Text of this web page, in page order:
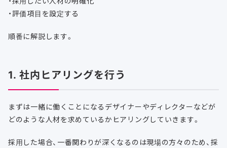
・評価項目を設定する
順番に解説します。
1. 社内ヒアリングを行う
まずは一緒に働くことになるデザイナーやディレクターなどが
どのような人材を求めているかヒアリングしていきます。
採用した場合、一番関わりが深くなるのは現場の方々のため、採